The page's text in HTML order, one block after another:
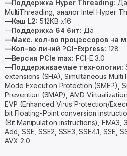
—Поддержка Hyper Threading:
MultiThreading, аналог Intel Hyper
—Кэш L2: 512KB x16
—Поддержка 64 бит: Да
—Макс. кол-во процессоров на
—Кол-во линий PCI-Express: 128
—Версия PCIe max: PCI-E 3.0
—Поддерживаемые технологии:
extensions (SHA), Simultaneous
Mode Execution Protection (SMEP),
Prevention (SMAP), AMD
EVP (Enhanced Virus Protection/
bit Floating-Point conversion
(Bit Manipulation instructions), FMA3,
Add, SSE, SSE2, SSE3, SSE4.1, SSE,
AVX 2.0